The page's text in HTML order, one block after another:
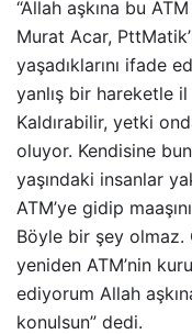
“Allah aşkına bu
Murat Acar,
yaşadıklarını ifade
yanlış bir hareketle il
Kaldırabilir, yetki
oluyor. Kendisine
yaşındaki insanlar
ATM’ye gidip
Böyle bir şey olmaz.
yeniden ATM’nin
ediyorum Allah
konulsun” dedi.